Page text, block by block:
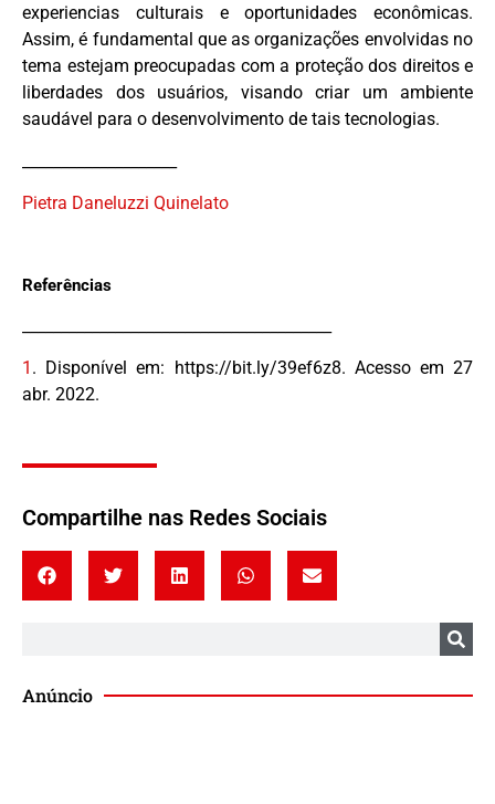
experiencias culturais e oportunidades econômicas.
Assim, é fundamental que as organizações envolvidas no
tema estejam preocupadas com a proteção dos direitos e
liberdades dos usuários, visando criar um ambiente
saudável para o desenvolvimento de tais tecnologias.
Pietra Daneluzzi Quinelato
Referências
1 . Disponível em: https://bit.ly/39ef6z8. Acesso em 27
abr. 2022.
Compartilhe nas Redes Sociais
Anúncio